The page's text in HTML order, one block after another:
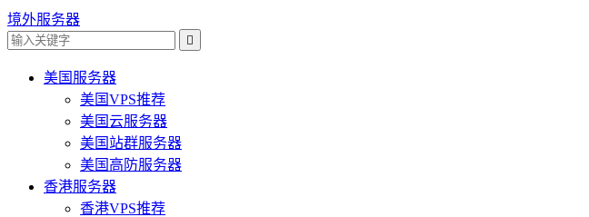
境外服务器

美国服务器
美国VPS推荐
美国云服务器
美国站群服务器
美国高防服务器
香港服务器
香港VPS推荐